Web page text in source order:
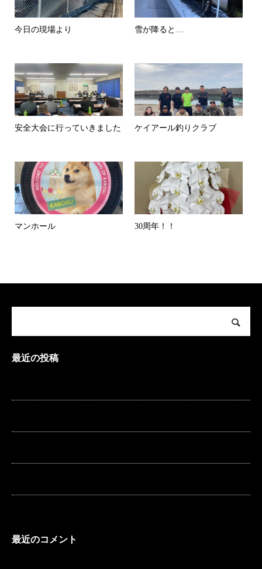
今日の現場より 雪が降ると…
安全大会に行っていきました ケイアール釣りクラブ
マンホール 30周年！！
最近の投稿
最近のコメント